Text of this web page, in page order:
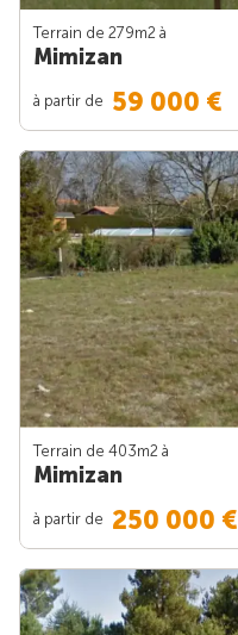
Terrain de 279m2 à
Mimizan
à partir de 59 000 €
Terrain de 403m2 à
Mimizan
à partir de 250 000 €